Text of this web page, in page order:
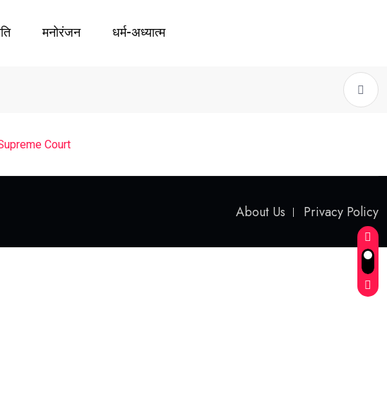
मनोरंजन धर्म-अध्यात्म
Court
About Us Privacy Policy